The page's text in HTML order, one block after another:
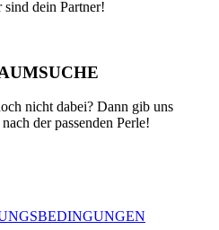
dein Partner!
nicht dabei? Dann gib uns
der passenden Perle!